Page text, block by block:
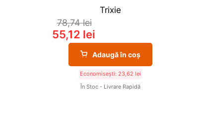
Trixie
78,74lei
55,12 lei
Adaugă în coș
Economisești: 23,62 lei
În Stoc - Livrare Rapidă